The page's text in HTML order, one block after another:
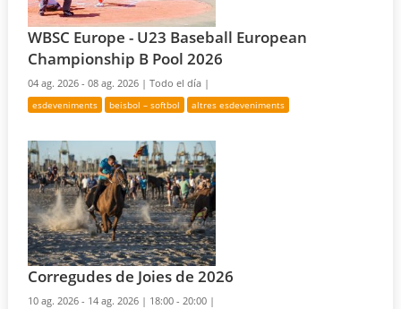
WBSC Europe - U23 Baseball European
Championship B Pool 2026
04 ag. 2026 - 08 ag. 2026 |Todo el día |
esdeveniments beisbol – softbol altres esdeveniments
Corregudes de Joies de 2026
10 ag. 2026 - 14 ag. 2026 | 18:00 - 20:00 |